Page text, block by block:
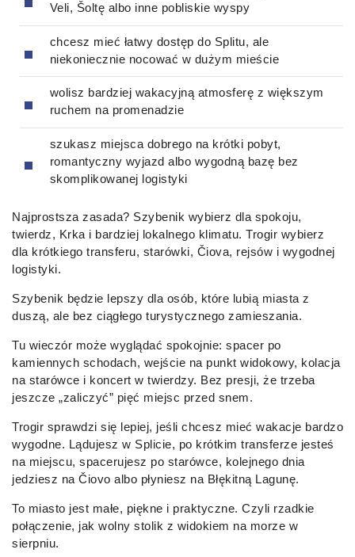
Veli, Šoltę albo inne pobliskie wyspy
chcesz mieć łatwy dostęp do Splitu, ale
niekoniecznie nocować w dużym mieście
wolisz bardziej wakacyjną atmosferę z większym
ruchem na promenadzie
szukasz miejsca dobrego na krótki pobyt,
romantyczny wyjazd albo wygodną bazę bez
skomplikowanej logistyki
Najprostsza zasada? Szybenik wybierz dla spokoju,
twierdz, Krka i bardziej lokalnego klimatu. Trogir wybierz
dla krótkiego transferu, starówki, Čiova, rejsów i wygodnej
logistyki.
Szybenik będzie lepszy dla osób, które lubią miasta z
duszą, ale bez ciągłego turystycznego zamieszania.
Tu wieczór może wyglądać spokojnie: spacer po
kamiennych schodach, wejście na punkt widokowy, kolacja
na starówce i koncert w twierdzy. Bez presji, że trzeba
jeszcze „zaliczyć” pięć miejsc przed snem.
Trogir sprawdzi się lepiej, jeśli chcesz mieć wakacje bardzo
wygodne. Lądujesz w Splicie, po krótkim transferze jesteś
na miejscu, spacerujesz po starówce, kolejnego dnia
jedziesz na Čiovo albo płyniesz na Błękitną Lagunę.
To miasto jest małe, piękne i praktyczne. Czyli rzadkie
połączenie, jak wolny stolik z widokiem na morze w
sierpniu.